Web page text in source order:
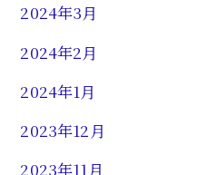
2024年3月
2024年2月
2024年1月
2023年12月
2023年11月